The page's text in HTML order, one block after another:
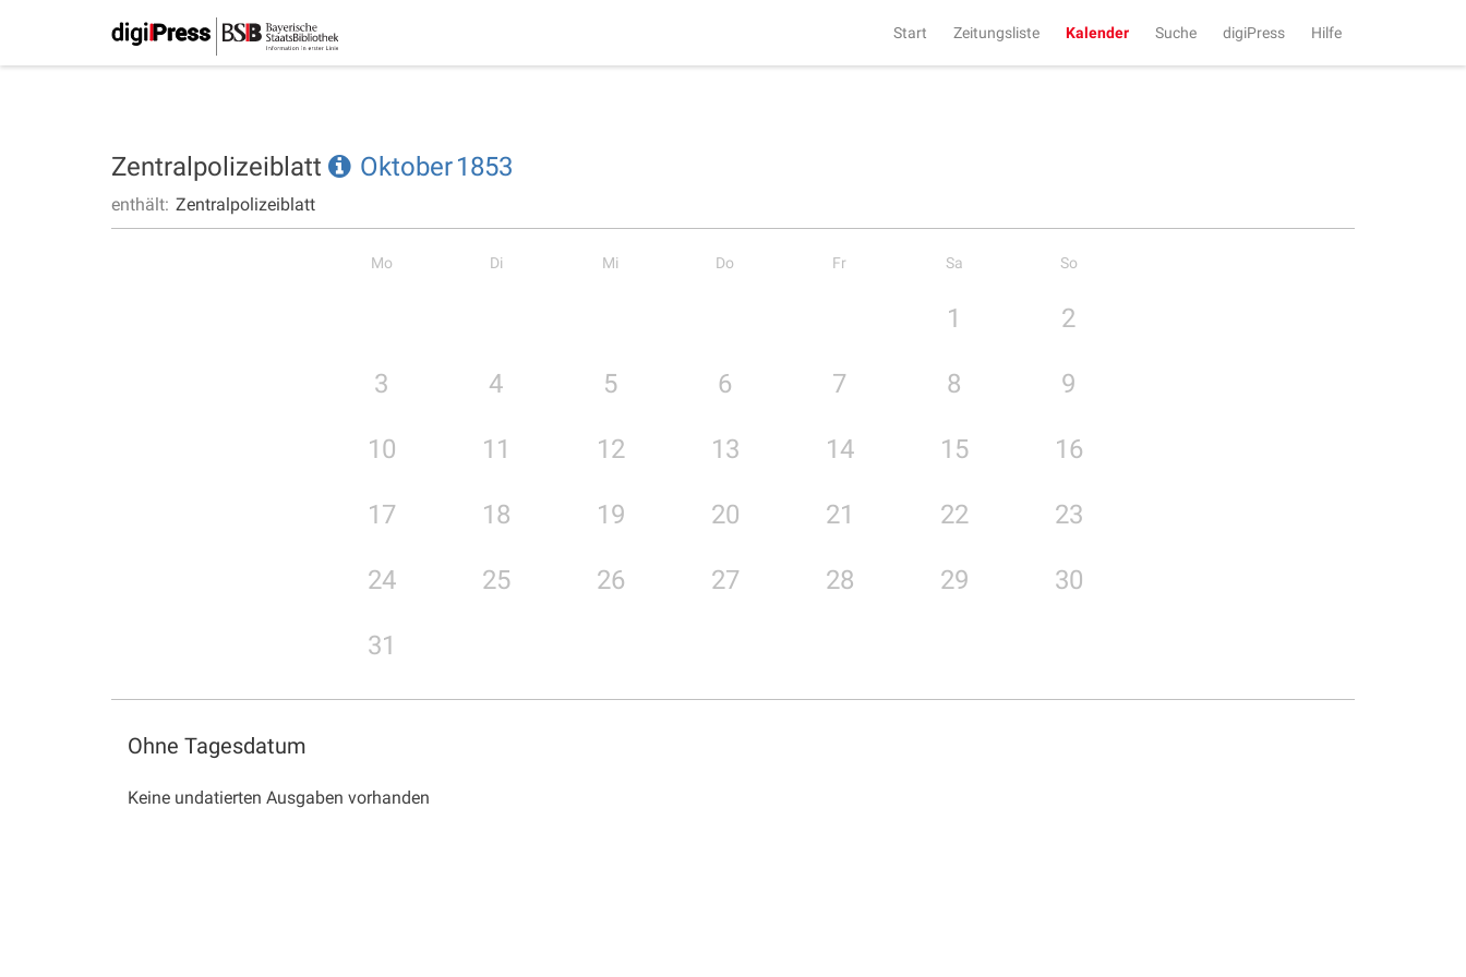
Start Zeitungsliste Kalender Suche digiPress Hilfe
Zentralpolizeiblatt Oktober1853
enthält: Zentralpolizeiblatt
Mo Di Mi Do Fr Sa So
1 2
3 4 5 6 7 8 9
10 11 12 13 14 15 16
17 18 19 20 21 22 23
24 25 26 27 28 29 30
31
Ohne Tagesdatum
Keine undatierten Ausgaben vorhanden